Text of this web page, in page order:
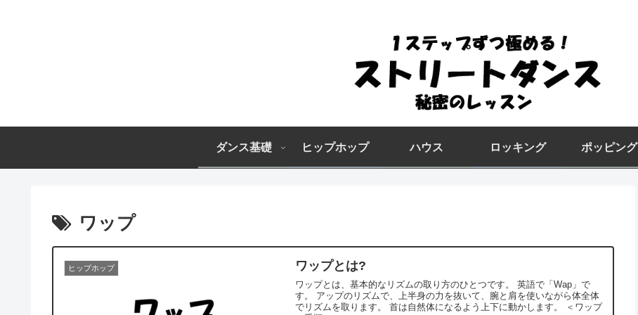
ダンス基礎 ヒップホップ ハウス ロッキング ポッピング
ワップ
ヒップホップ ワップとは?
ワップとは、基本的なリズムの取り方のひとつです。 英語で「Wap」で
す。 アップのリズムで、上半身の力を抜いて、腕と肩を使いながら体全体
でリズムを取ります。 首は自然体になるよう上下に動かします。 ＜ワップ